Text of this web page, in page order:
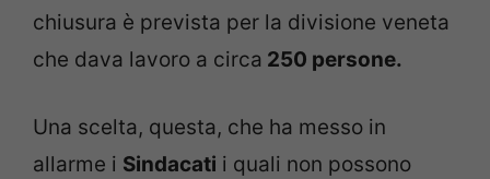
chiusura è prevista per la divisione veneta
che dava lavoro a circa 250 persone.
Una scelta, questa, che ha messo in
allarme i Sindacati i quali non possono